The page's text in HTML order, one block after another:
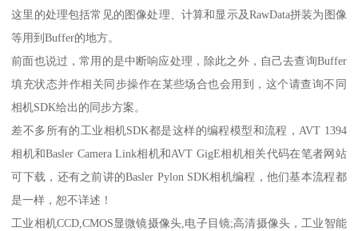
这里的处理包括常见的图像处理、计算和显示及RawData拼装为图像
等用到Buffer的地方。
前面也说过，常用的是中断响应处理，除此之外，自己去查询Buffer
填充状态并作相关同步操作在某些场合也会用到，这个请查询不同
相机SDK给出的同步方案。
差不多所有的工业相机SDK都是这样的编程模型和流程，AVT 1394
相机和Basler Camera Link相机和AVT GigE相机相关代码在笔者网站
可下载，还有之前讲的Basler Pylon SDK相机编程，他们基本流程都
是一样，恕不详述！
工业相机CCD,CMOS显微镜摄像头,电子目镜;高清摄像头，工业智能